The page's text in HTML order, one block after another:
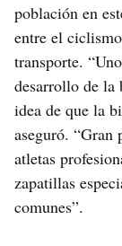
población en
entre el
transporte.
desarrollo de la
idea de que la
aseguró. “Gran
atletas
zapatillas
comunes”.